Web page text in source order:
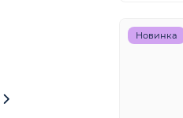
Новинка